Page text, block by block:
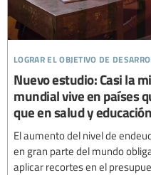
lograr el objetivo de
Nuevo estudio: Casi la
mundial vive en países
que en salud y educación
El aumento del nivel de
en gran parte del mundo
aplicar recortes en el